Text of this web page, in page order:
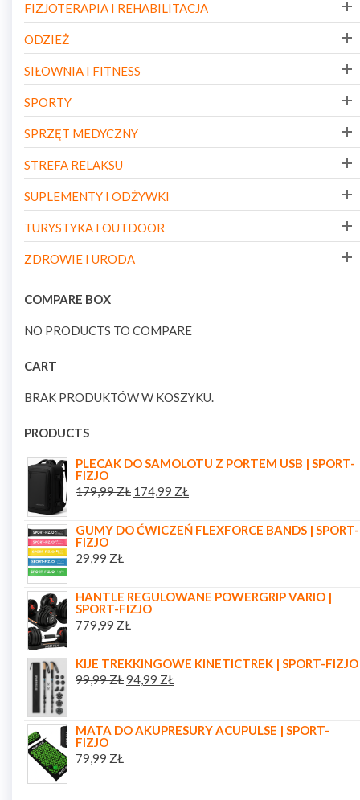
FIZJOTERAPIA I REHABILITACJA
ODZIEŻ
SIŁOWNIA I FITNESS
SPORTY
SPRZĘT MEDYCZNY
STREFA RELAKSU
SUPLEMENTY I ODŻYWKI
TURYSTYKA I OUTDOOR
ZDROWIE I URODA
COMPARE BOX
NO PRODUCTS TO COMPARE
CART
BRAK PRODUKTÓW W KOSZYKU.
PRODUCTS
PLECAK DO SAMOLOTU Z PORTEM USB | SPORT-
FIZJO
179,99ZŁ 174,99 ZŁ
GUMY DO ĆWICZEŃ FLEXFORCE BANDS | SPORT-
FIZJO
29,99 ZŁ
HANTLE REGULOWANE POWERGRIP VARIO |
SPORT-FIZJO
779,99 ZŁ
KIJE TREKKINGOWE KINETICTREK | SPORT-FIZJO
99,99ZŁ94,99 ZŁ
MATA DO AKUPRESURY ACUPULSE | SPORT-
FIZJO
79,99 ZŁ